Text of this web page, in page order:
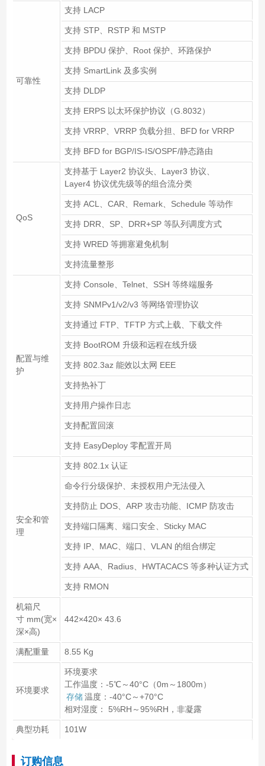
可靠性
支持 LACP
支持 STP、RSTP 和 MSTP
支持 BPDU 保护、Root 保护、环路保护
支持 SmartLink 及多实例
支持 DLDP
支持 ERPS 以太环保护协议（G.8032）
支持 VRRP、VRRP 负载分担、BFD for VRRP
支持 BFD for BGP/IS-IS/OSPF/静态路由
QoS
支持基于 Layer2 协议头、Layer3 协议、
Layer4 协议优先级等的组合流分类
支持 ACL、CAR、Remark、Schedule 等动作
支持 DRR、SP、DRR+SP 等队列调度方式
支持 WRED 等拥塞避免机制
支持流量整形
配置与维
护
支持 Console、Telnet、SSH 等终端服务
支持 SNMPv1/v2/v3 等网络管理协议
支持通过 FTP、TFTP 方式上载、下载文件
支持 BootROM 升级和远程在线升级
支持 802.3az 能效以太网 EEE
支持热补丁
支持用户操作日志
支持配置回滚
支持 EasyDeploy 零配置开局
安全和管
理
支持 802.1x 认证
命令行分级保护、未授权用户无法侵入
支持防止 DOS、ARP 攻击功能、ICMP 防攻击
支持端口隔离、端口安全、Sticky MAC
支持 IP、MAC、端口、VLAN 的组合绑定
支持 AAA、Radius、HWTACACS 等多种认证方式
支持 RMON
机箱尺
寸 mm(宽×
深×高)
442×420× 43.6
满配重量 8.55 Kg
环境要求
环境要求
工作温度：-5℃～40°C（0m～1800m）
存储 温度：-40°C～+70°C
相对湿度： 5%RH～95%RH，非凝露
典型功耗 101W
订购信息